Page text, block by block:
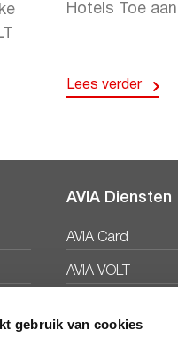
gebruik van cookies
Hotels Toe
Lees verder
AVIA Diensten
AVIA Card
AVIA VOLT